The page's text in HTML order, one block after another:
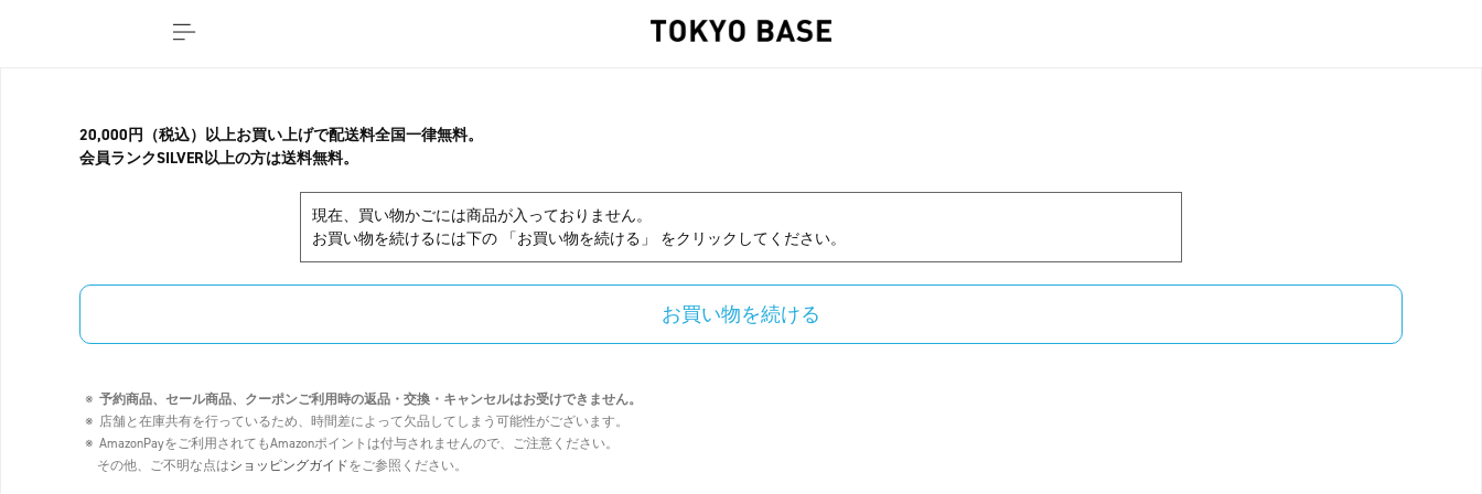
20,000円（税込）以上お買い上げで配送料全国一律無料。
会員ランクSILVER以上の方は送料無料。
現在、買い物かごには商品が入っておりません。
お買い物を続けるには下の 「お買い物を続ける」 をクリックしてください。
予約商品、セール商品、クーポンご利用時の返品・交換・キャンセルはお受けできません。
店舗と在庫共有を行っているため、時間差によって欠品してしまう可能性がございます。
AmazonPayをご利用されてもAmazonポイントは付与されませんので、ご注意ください。
その他、ご不明な点はショッピングガイドをご参照ください。